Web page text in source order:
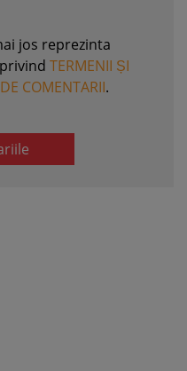
jos reprezinta
TERMENII ȘI
COMENTARII.